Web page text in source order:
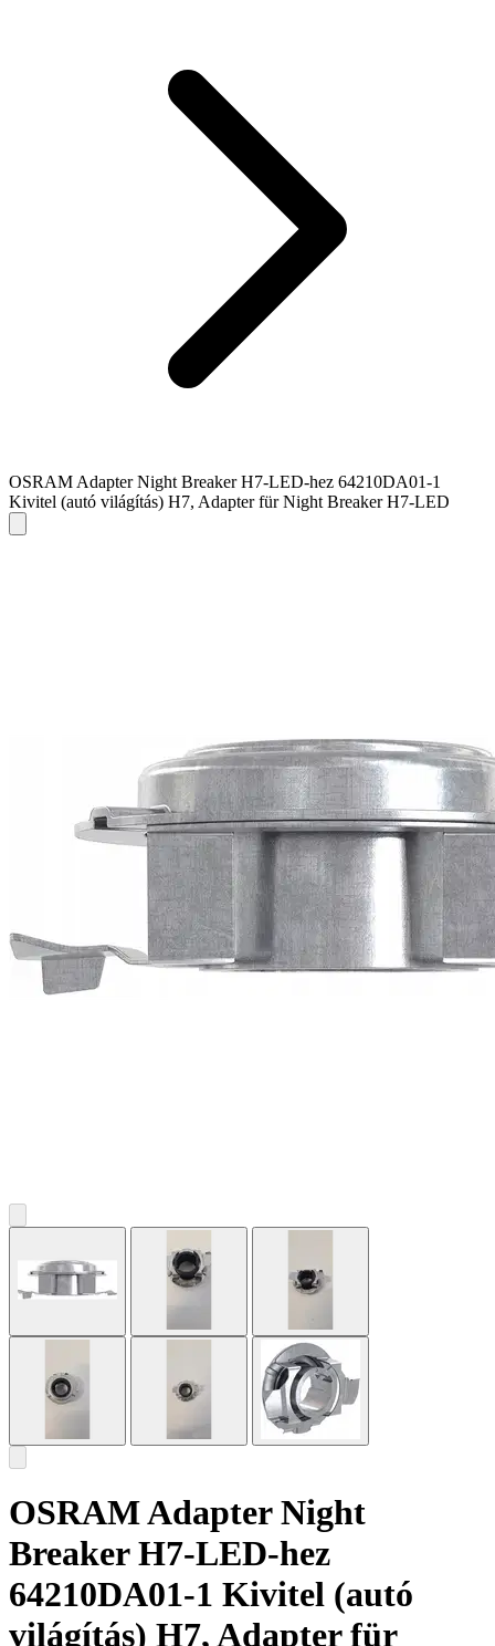
OSRAM Adapter Night Breaker H7-LED-hez 64210DA01-1
Kivitel (autó világítás) H7, Adapter für Night Breaker H7-LED
OSRAM Adapter Night
Breaker H7-LED-hez
64210DA01-1 Kivitel (autó
világítás) H7, Adapter für